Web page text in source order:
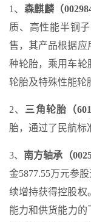
1、 森麒麟（
质、高性能半钢
售，其产品根据应
种轮胎，乘用车轮
轮胎及特殊性能轮
2、 三角轮胎（
胎，通过了民航标
3、 南方轴承（
金5877.55万元参
续增持获得控股权
能力和供货能力的